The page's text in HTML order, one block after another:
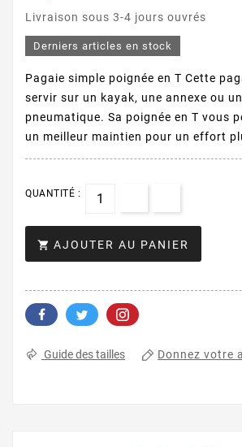
Livraison sous 3-4 jours ouvrés
Derniers articles en stock
Pagaie simple poignée en T Cette
servir sur un kayak, une annexe ou
pneumatique. Sa poignée en T vous
un meilleur maintien pour un effort
QUANTITÉ :
 AJOUTER AU PANIER
Guide des tailles Donnez votre